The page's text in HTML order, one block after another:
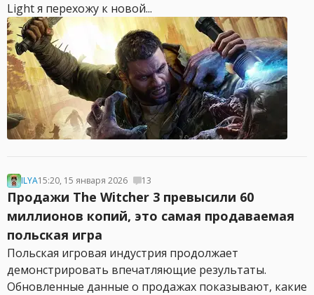
Light я перехожу к новой...
ILYA15:20, 15 января 2026 13
Продажи The Witcher 3 превысили 60
миллионов копий, это самая продаваемая
польская игра
Польская игровая индустрия продолжает
демонстрировать впечатляющие результаты.
Обновленные данные о продажах показывают, какие